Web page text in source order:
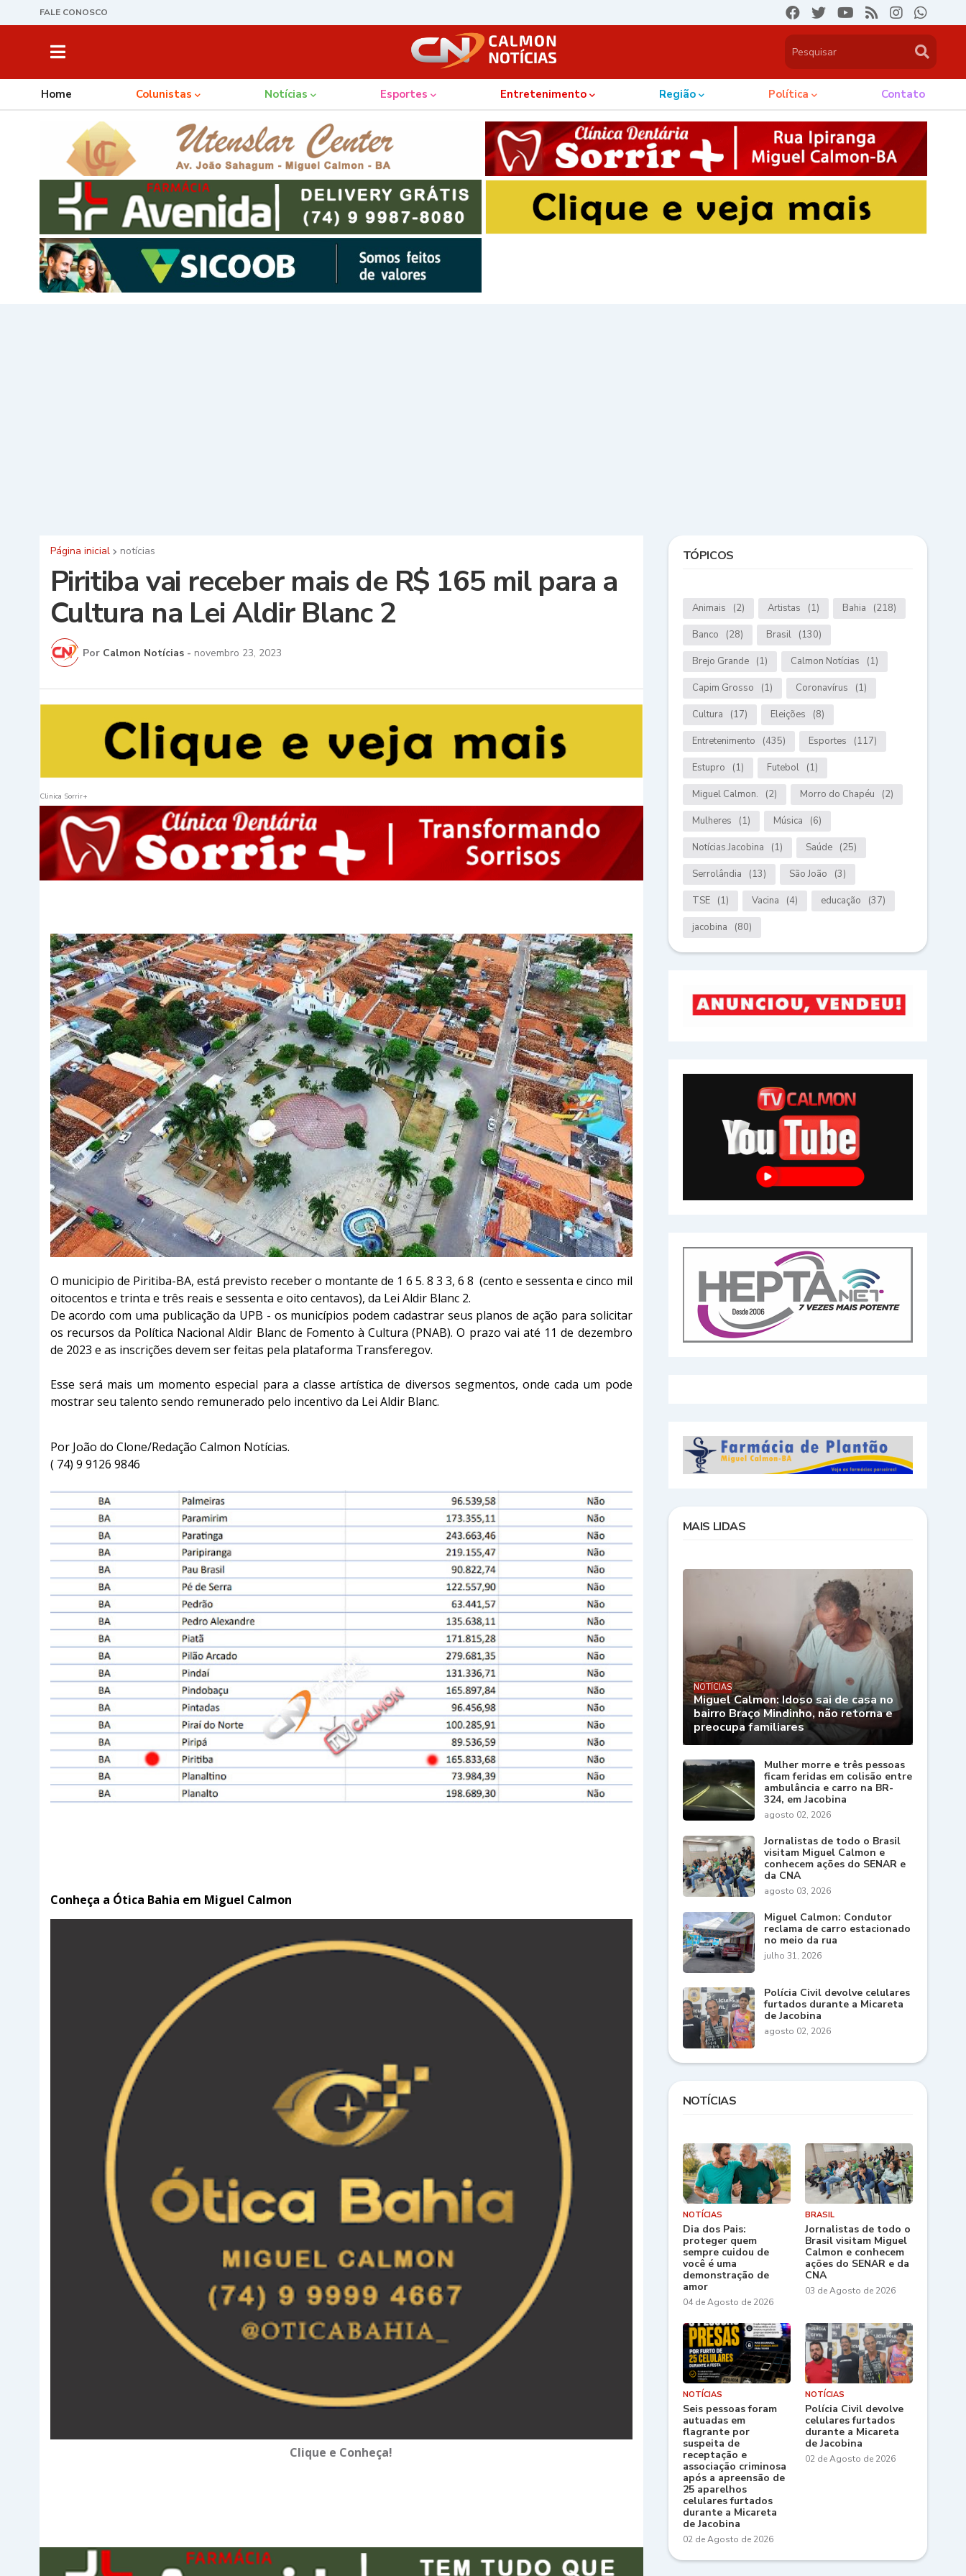
FALE CONOSCO
Home Colunistas Notícias Esportes Entretenimento Região Política Contato
Página inicial notícias
Piritiba vai receber mais de R$ 165 mil para a
Cultura na Lei Aldir Blanc 2
Por Calmon Notícias - novembro 23, 2023
Clinica Sorrir+
O municipio de Piritiba-BA, está previsto receber o montante de 1 6 5. 8 3 3, 6 8 (cento e sessenta e cinco mil
oitocentos e trinta e três reais e sessenta e oito centavos), da Lei Aldir Blanc 2.
De acordo com uma publicação da UPB - os municípios podem cadastrar seus planos de ação para solicitar
os recursos da Política Nacional Aldir Blanc de Fomento à Cultura (PNAB). O prazo vai até 11 de dezembro
de 2023 e as inscrições devem ser feitas pela plataforma Transferegov.
Esse será mais um momento especial para a classe artística de diversos segmentos, onde cada um pode
mostrar seu talento sendo remunerado pelo incentivo da Lei Aldir Blanc.
Por João do Clone/Redação Calmon Notícias.
( 74) 9 9126 9846
Conheça a Ótica Bahia em Miguel Calmon
Clique e Conheça!
TÓPICOS
Animais (2) Artistas (1) Bahia (218)
Banco (28) Brasil (130)
Brejo Grande (1) Calmon Notícias (1)
Capim Grosso (1) Coronavírus (1)
Cultura (17) Eleições (8)
Entretenimento (435) Esportes (117)
Estupro (1) Futebol (1)
Miguel Calmon. (2) Morro do Chapéu (2)
Mulheres (1) Música (6)
Notícias.Jacobina (1) Saúde (25)
Serrolândia (13) São João (3)
TSE (1) Vacina (4) educação (37)
jacobina (80)
MAIS LIDAS
NOTÍCIAS
Miguel Calmon: Idoso sai de casa no
bairro Braço Mindinho, não retorna e
preocupa familiares
Mulher morre e três pessoas
ficam feridas em colisão entre
ambulância e carro na BR-
324, em Jacobina
agosto 02, 2026
Jornalistas de todo o Brasil
visitam Miguel Calmon e
conhecem ações do SENAR e
da CNA
agosto 03, 2026
Miguel Calmon: Condutor
reclama de carro estacionado
no meio da rua
julho 31, 2026
Polícia Civil devolve celulares
furtados durante a Micareta
de Jacobina
agosto 02, 2026
NOTÍCIAS
NOTÍCIAS
Dia dos Pais:
proteger quem
sempre cuidou de
você é uma
demonstração de
amor
04 de Agosto de 2026
BRASIL
Jornalistas de todo o
Brasil visitam Miguel
Calmon e conhecem
ações do SENAR e da
CNA
03 de Agosto de 2026
NOTÍCIAS
Seis pessoas foram
autuadas em
flagrante por
suspeita de
receptação e
associação criminosa
após a apreensão de
25 aparelhos
celulares furtados
durante a Micareta
de Jacobina
02 de Agosto de 2026
NOTÍCIAS
Polícia Civil devolve
celulares furtados
durante a Micareta
de Jacobina
02 de Agosto de 2026